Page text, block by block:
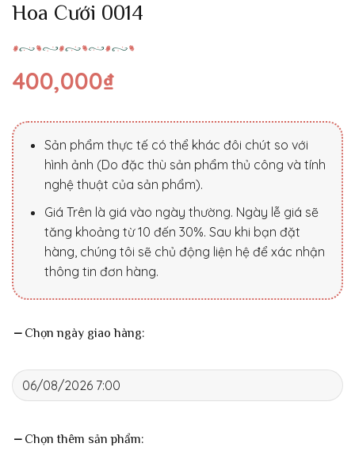
Hoa Cưới 0014
400,000₫
Sản phẩm thực tế có thể khác đôi chút so với
hình ảnh (Do đặc thù sản phẩm thủ công và tính
nghệ thuật của sản phẩm).
Giá Trên là giá vào ngày thường. Ngày lễ giá sẽ
tăng khoảng từ 10 đến 30%. Sau khi bạn đặt
hàng, chúng tôi sẽ chủ động liện hệ để xác nhận
thông tin đơn hàng.
Chọn ngày giao hàng:
Chọn thêm sản phẩm: